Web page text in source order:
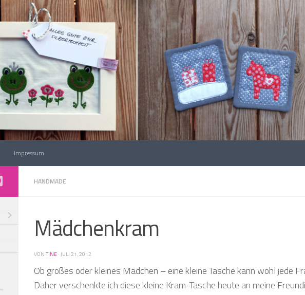
Impressum
HANDMADE
Mädchenkram
VONTINE· JULI 21, 2012
Ob großes oder kleines Mädchen – eine kleine Tasche kann wohl jede
Daher verschenkte ich diese kleine Kram-Tasche heute an meine